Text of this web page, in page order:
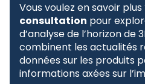
Vous voulez en savoir plus
consultation pour
d’analyse de l’horizon de
combinent les actualités
données sur les produits
informations axées sur